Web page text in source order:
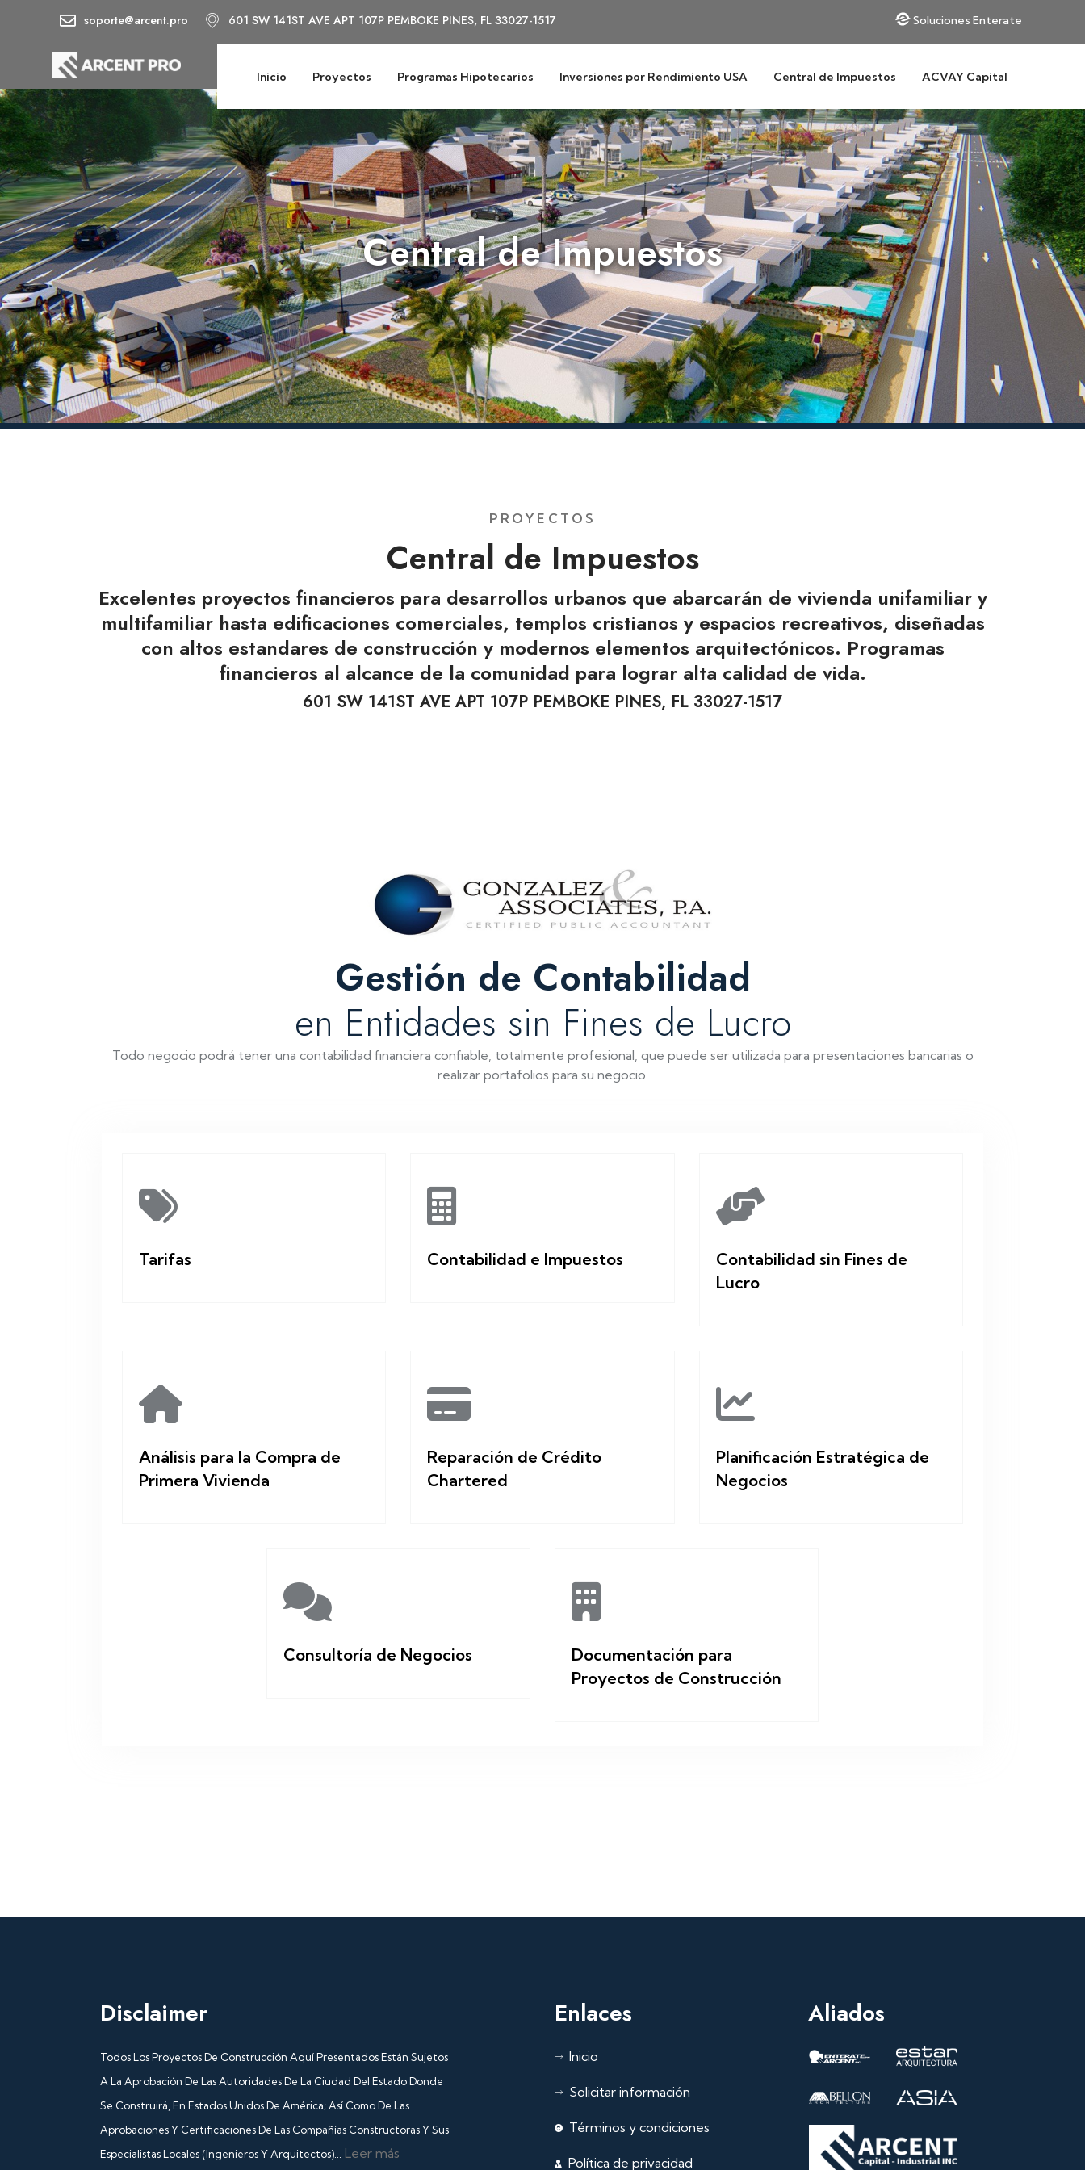
soporte@arcent.pro 601 SW 141ST AVE APT 107P PEMBOKE PINES, FL 33027-1517 Soluciones Enterate
Inicio Proyectos Programas Hipotecarios Inversiones por Rendimiento USA Central de Impuestos ACVAY Capital
Central de Impuestos
PROYECTOS
Central de Impuestos
Excelentes proyectos financieros para desarrollos urbanos que abarcarán de vivienda unifamiliar y
multifamiliar hasta edificaciones comerciales, templos cristianos y espacios recreativos, diseñadas
con altos estandares de construcción y modernos elementos arquitectónicos. Programas
financieros al alcance de la comunidad para lograr alta calidad de vida.
601 SW 141ST AVE APT 107P PEMBOKE PINES, FL 33027-1517
Gestión de Contabilidad
en Entidades sin Fines de Lucro
Todo negocio podrá tener una contabilidad financiera confiable, totalmente profesional, que puede ser utilizada para presentaciones bancarias o
realizar portafolios para su negocio.
Tarifas Contabilidad e Impuestos
Contabilidad sin Fines de
Lucro
Análisis para la Compra de
Primera Vivienda
Reparación de Crédito
Chartered
Planificación Estratégica de
Negocios
Consultoría de Negocios
Documentación para
Proyectos de Construcción
Disclaimer
Todos Los Proyectos De Construcción Aquí Presentados Están Sujetos
A La Aprobación De Las Autoridades De La Ciudad Del Estado Donde
Se Construirá, En Estados Unidos De América; Así Como De Las
Aprobaciones Y Certificaciones De Las Compañías Constructoras Y Sus
Especialistas Locales (Ingenieros Y Arquitectos)... Leer más
Enlaces
Inicio
Solicitar información
Términos y condiciones
Política de privacidad
Aliados